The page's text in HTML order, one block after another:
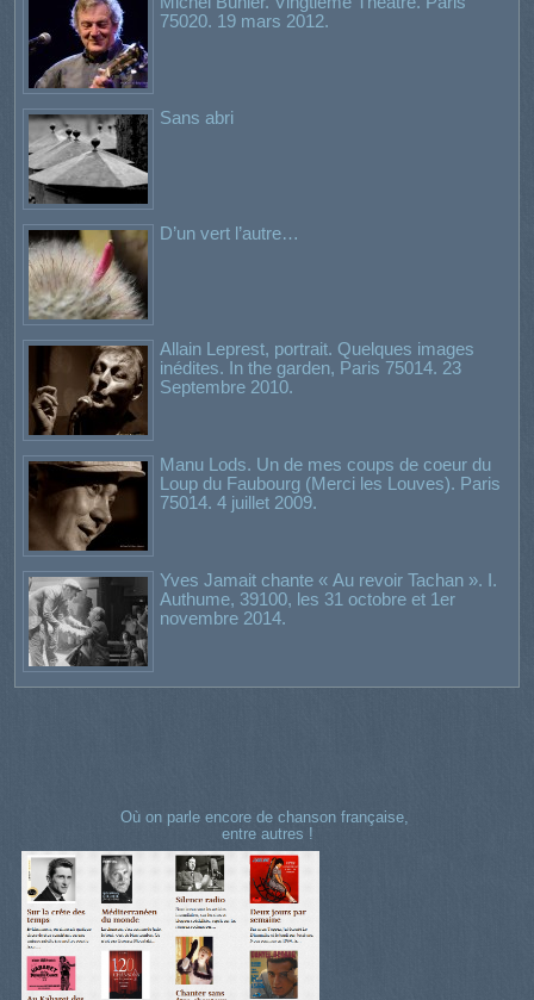
75020. 19 mars 2012.
Sans abri
D’un vert l’autre…
Allain Leprest, portrait. Quelques images
inédites. In the garden, Paris 75014. 23
Septembre 2010.
Manu Lods. Un de mes coups de coeur du
Loup du Faubourg (Merci les Louves). Paris
75014. 4 juillet 2009.
Yves Jamait chante « Au revoir Tachan ». I.
Authume, 39100, les 31 octobre et 1er
novembre 2014.
Où on parle encore de chanson française,
entre autres !